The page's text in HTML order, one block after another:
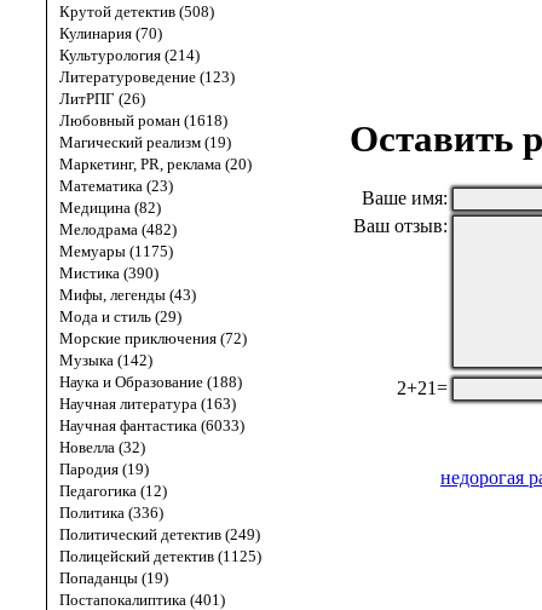
Крутой детектив (508)
Кулинария (70)
Культурология (214)
Литературоведение (123)
ЛитРПГ (26)
Любовный роман (1618)
Магический реализм (19)
Маркетинг, PR, реклама (20)
Математика (23)
Медицина (82)
Мелодрама (482)
Мемуары (1175)
Мистика (390)
Мифы, легенды (43)
Мода и стиль (29)
Морские приключения (72)
Музыка (142)
Наука и Образование (188)
Научная литература (163)
Научная фантастика (6033)
Новелла (32)
Пародия (19)
Педагогика (12)
Политика (336)
Политический детектив (249)
Полицейский детектив (1125)
Попаданцы (19)
Постапокалиптика (401)
Оставить
Ваше имя:
Ваш отзыв:
2+21=
недорогая